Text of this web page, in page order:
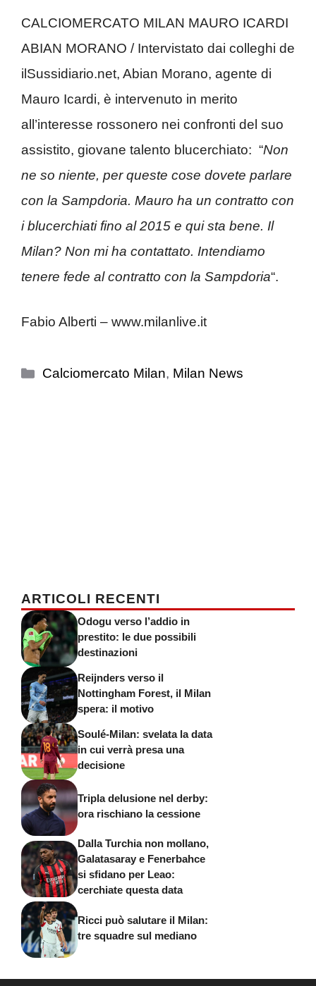
CALCIOMERCATO MILAN MAURO ICARDI
ABIAN MORANO / Intervistato dai colleghi de
ilSussidiario.net, Abian Morano, agente di
Mauro Icardi, è intervenuto in merito
all’interesse rossonero nei confronti del suo
assistito, giovane talento blucerchiato: “Non
ne so niente, per queste cose dovete parlare
con la Sampdoria. Mauro ha un contratto con
i blucerchiati fino al 2015 e qui sta bene. Il
Milan? Non mi ha contattato. Intendiamo
tenere fede al contratto con la Sampdoria“.
Fabio Alberti – www.milanlive.it
Categorie
Calciomercato Milan, Milan News
ARTICOLI RECENTI
Odogu verso l’addio in
prestito: le due possibili
destinazioni
Reijnders verso il
Nottingham Forest, il Milan
spera: il motivo
Soulé-Milan: svelata la data
in cui verrà presa una
decisione
Tripla delusione nel derby:
ora rischiano la cessione
Dalla Turchia non mollano,
Galatasaray e Fenerbahce
si sfidano per Leao:
cerchiate questa data
Ricci può salutare il Milan:
tre squadre sul mediano